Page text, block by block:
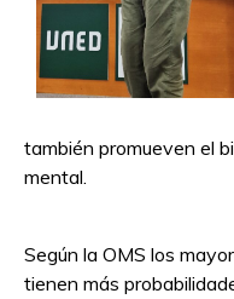
también promueven el
mental.
Según la OMS los
tienen más